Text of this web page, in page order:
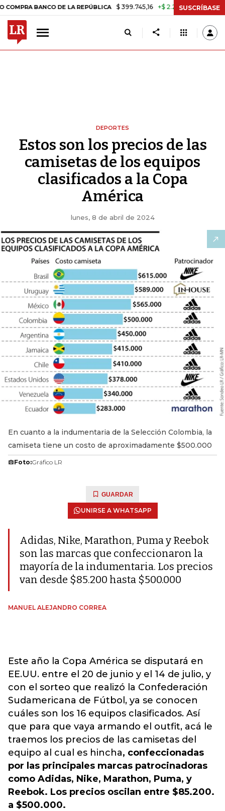
BANCO DE LA REPÚBLICA $ 399.745,16 +$ 2.295,71 +0,58%
SUSCRÍBASE
DEPORTES
Estos son los precios de las
camisetas de los equipos
clasificados a la Copa
América
lunes, 8 de abril de 2024
En cuanto a la indumentaria de la Selección Colombia, la
camiseta tiene un costo de aproximadamente $500.000
Foto:Gráfico LR
GUARDAR
UNIRSE A WHATSAPP
Adidas, Nike, Marathon, Puma y Reebok
son las marcas que confeccionaron la
mayoría de la indumentaria. Los precios
van desde $85.200 hasta $500.000
MANUEL ALEJANDRO CORREA
Este año la Copa América se disputará en
EE.UU. entre el 20 de junio y el 14 de julio, y
con el sorteo que realizó la Confederación
Sudamericana de Fútbol, ya se conocen
cuáles son los 16 equipos clasificados. Así
que para que vaya armando el outfit, acá le
traemos los precios de las camisetas del
equipo al cual es hincha, confeccionadas
por las principales marcas patrocinadoras
como Adidas, Nike, Marathon, Puma, y
Reebok. Los precios oscilan entre $85.200.
a $500.000.